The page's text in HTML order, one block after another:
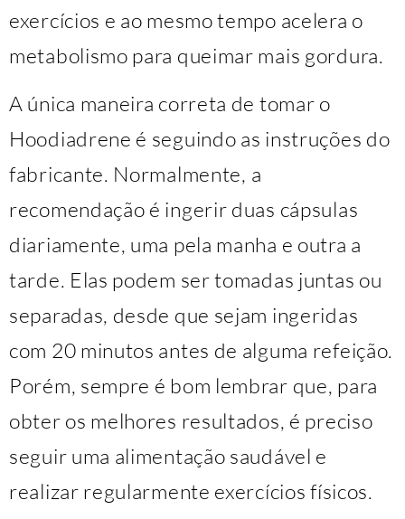
exercícios e ao mesmo tempo acelera o
metabolismo para queimar mais gordura.
A única maneira correta de tomar o
Hoodiadrene é seguindo as instruções do
fabricante. Normalmente, a
recomendação é ingerir duas cápsulas
diariamente, uma pela manha e outra a
tarde. Elas podem ser tomadas juntas ou
separadas, desde que sejam ingeridas
com 20 minutos antes de alguma refeição.
Porém, sempre é bom lembrar que, para
obter os melhores resultados, é preciso
seguir uma alimentação saudável e
realizar regularmente exercícios físicos.